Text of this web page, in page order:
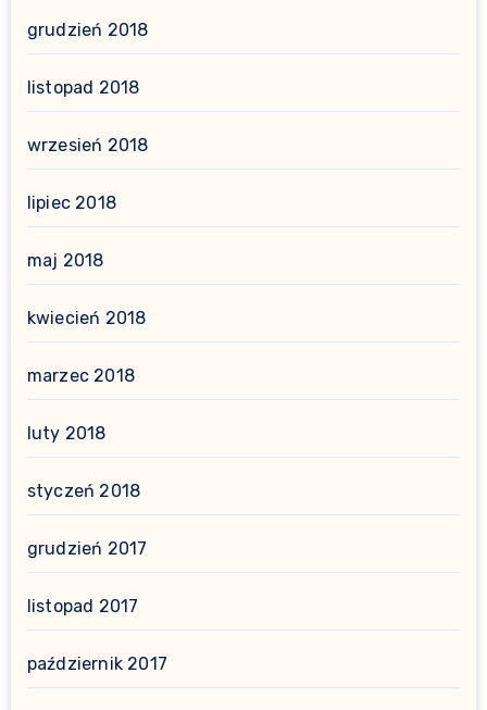
grudzień 2018
listopad 2018
wrzesień 2018
lipiec 2018
maj 2018
kwiecień 2018
marzec 2018
luty 2018
styczeń 2018
grudzień 2017
listopad 2017
październik 2017